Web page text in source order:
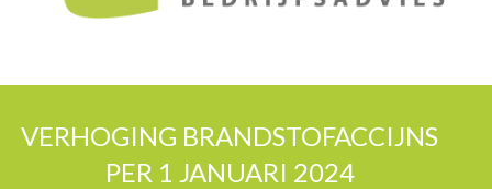
VERHOGING BRANDSTOFACCIJNS
PER 1 JANUARI 2024